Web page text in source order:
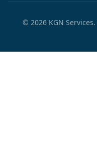
© 2026KGN Services.